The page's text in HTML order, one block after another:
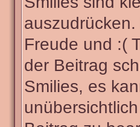
Freude und :(
der Beitrag
Smilies, es